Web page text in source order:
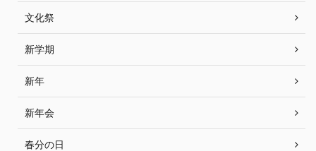
文化祭
新学期
新年
新年会
春分の日